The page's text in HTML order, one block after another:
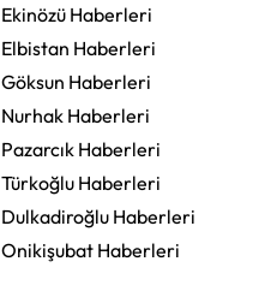
Ekinözü Haberleri
Elbistan Haberleri
Göksun Haberleri
Nurhak Haberleri
Pazarcık Haberleri
Türkoğlu Haberleri
Dulkadiroğlu Haberleri
Onikişubat Haberleri